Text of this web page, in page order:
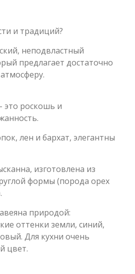
и традиций?
неподвластный
предлагает достаточно
это роскошь и
лен и бархат, элегантны
изготовлена из
формы (порода орех
природой:
оттенки земли, синий,
Для кухни очень
цвет.